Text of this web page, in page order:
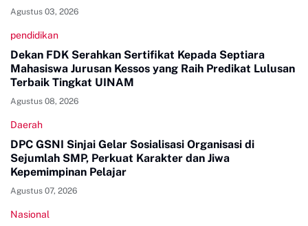
Agustus 03, 2026
pendidikan
Dekan FDK Serahkan Sertifikat Kepada Septiara
Mahasiswa Jurusan Kessos yang Raih Predikat Lulusan
Terbaik Tingkat UINAM
Agustus 08, 2026
Daerah
DPC GSNI Sinjai Gelar Sosialisasi Organisasi di
Sejumlah SMP, Perkuat Karakter dan Jiwa
Kepemimpinan Pelajar
Agustus 07, 2026
Nasional